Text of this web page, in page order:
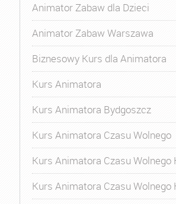
Animator Zabaw dla Dzieci
Animator Zabaw Warszawa
Biznesowy Kurs dla Animatora
Kurs Animatora
Kurs Animatora Bydgoszcz
Kurs Animatora Czasu Wolnego
Kurs Animatora Czasu Wolnego
Kurs Animatora Czasu Wolnego